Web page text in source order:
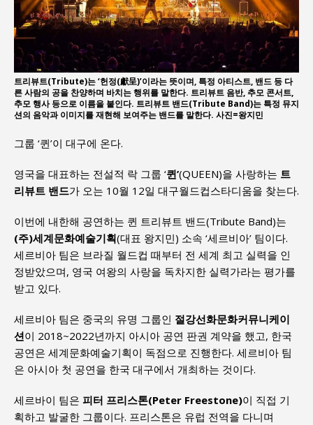
트리뷰트(Tribute)는 ‘헌정(獻呈)’이라는 뜻이며, 특정 아티스트, 밴드 등 다
른 사람의 공을 찬양하며 바치는 행위를 말한다. 트리뷰트 음반, 추모 콘서트,
추모 행사 등으로 이름을 붙인다. 트리뷰트 밴드(Tribute Band)는 특정 뮤지
션의 음악과 이미지를 재현해 보여주는 밴드를 말한다. 사진=왕지민
그룹 ‘퀸’이 대구에 온다.
영국을 대표하는 전설적 락 그룹 ‘퀸’(QUEEN)을 사랑하는 트
리뷰트 밴드가 오는 10월 12일 대구월드컵스타디움을 찾는다.
이번에 내한해 공연하는 퀸 트리뷰트 밴드(Tribute Band)는
(주)세계문화예술기획(대표 왕지민) 소속 ‘세르비아’ 팀이다.
세르비아 팀은 브라질 월드컵 때부터 전 세계 최고 실력을 인
정받았으며, 영국 여왕의 사랑을 독차지한 실력가라는 평가를
받고 있다.
세르비아 팀은 중국의 유명 그룹인 절강선화문화커뮤니케이
션이 2018~2022년까지 아시아 공연 판권 계약을 했고, 한국
공연은 세계문화예술기획이 독점으로 진행한다. 세르비아 팀
은 아시아 첫 공연을 한국 대구에서 개최하는 것이다.
세르바이 팀은 피터 프리스톤(Peter Freestone)이 직접 기
획하고 발굴한 그룹이다. 프리스톤은 유럽 전역을 다니며